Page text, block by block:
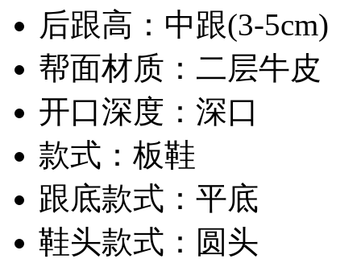
后跟高：中跟(3-5cm)
帮面材质：二层牛皮
开口深度：深口
款式：板鞋
跟底款式：平底
鞋头款式：圆头